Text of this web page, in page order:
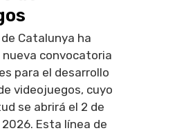
Catalunya ha
nueva convocatoria
para el desarrollo
videojuegos, cuyo
se abrirá el 2 de
Esta línea de